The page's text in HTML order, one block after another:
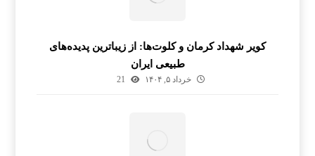
کویر شهداد کرمان و کلوت‌ها: از زیباترین پدیده‌های
طبیعی ایران
خرداد ۵, ۱۴۰۴ 21